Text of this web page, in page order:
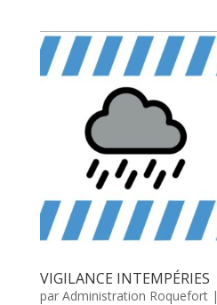
VIGILANCE INTEMPÉRIES
par Administration Roquefort|